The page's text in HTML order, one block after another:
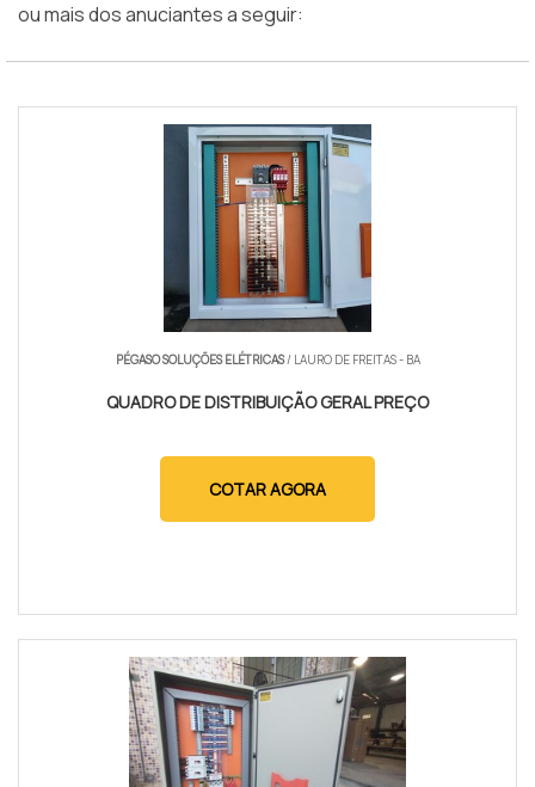
ou mais dos anuciantes a seguir:
PÉGASO SOLUÇÕES ELÉTRICAS/ LAURO DE FREITAS - BA
QUADRO DE DISTRIBUIÇÃO GERAL PREÇO
COTAR AGORA